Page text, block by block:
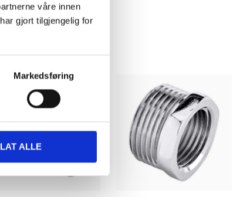
våre innen
gjort tilgjengelig for
Markedsføring
ALLE